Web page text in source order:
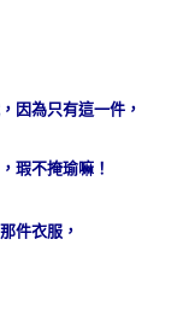
因為只有這一件，
瑕不掩瑜嘛！
件衣服，